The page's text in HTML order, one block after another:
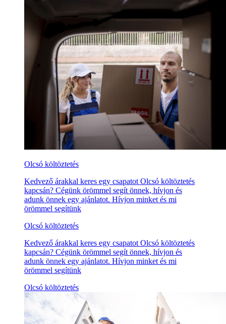
Olcsó költöztetés
Kedvező árakkal keres egy csapatot Olcsó költöztetés
kapcsán? Cégünk örömmel segít önnek, hívjon és
adunk önnek egy ajánlatot. Hívjon minket és mi
örömmel segítünk
Olcsó költöztetés
Kedvező árakkal keres egy csapatot Olcsó költöztetés
kapcsán? Cégünk örömmel segít önnek, hívjon és
adunk önnek egy ajánlatot. Hívjon minket és mi
örömmel segítünk
Olcsó költöztetés